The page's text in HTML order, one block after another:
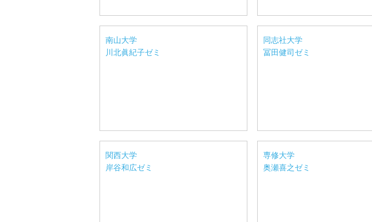
南山大学
川北眞紀子ゼミ
同志社大学
冨田健司ゼミ
関西大学
岸谷和広ゼミ
専修大学
奥瀬喜之ゼミ